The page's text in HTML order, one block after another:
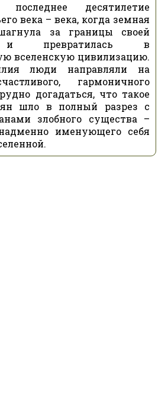
последнее десятилетие
века – века, когда земная
за границы своей
и превратилась в
вселенскую цивилизацию.
люди направляли на
гармоничного
догадаться, что такое
шло в полный разрез с
злобного существа –
именующего себя